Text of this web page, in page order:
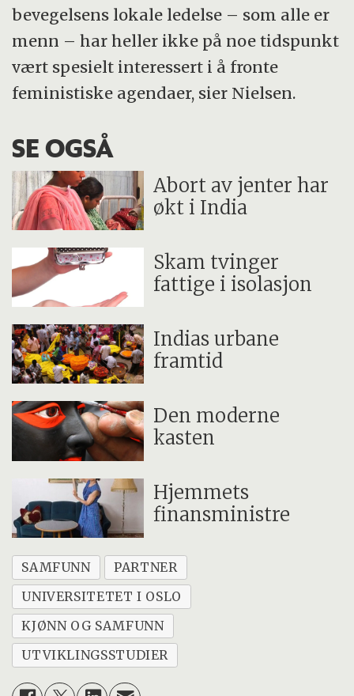
bevegelsens lokale ledelse – som alle er
menn – har heller ikke på noe tidspunkt
vært spesielt interessert i å fronte
feministiske agendaer, sier Nielsen.
SE OGSÅ
Abort av jenter har
økt i India
Skam tvinger
fattige i isolasjon
Indias urbane
framtid
Den moderne
kasten
Hjemmets
finansministre
SAMFUNN
PARTNER
UNIVERSITETET I OSLO
KJØNN OG SAMFUNN
UTVIKLINGSSTUDIER